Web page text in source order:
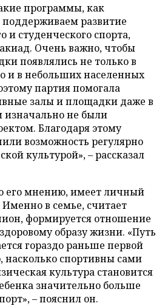
программы, как
поддерживаем развитие
и студенческого спорта,
Очень важно, чтобы
появлялись не только в
и в небольших населенных
партия помогала
залы и площадки даже в
изначально не были
Благодаря этому
возможность регулярно
культурой», – рассказал
его мнению, имеет личный
в семье, считает
формируется отношение
образу жизни. «Путь
гораздо раньше первой
насколько спортивны сами
культура становится
значительно больше
– пояснил он.